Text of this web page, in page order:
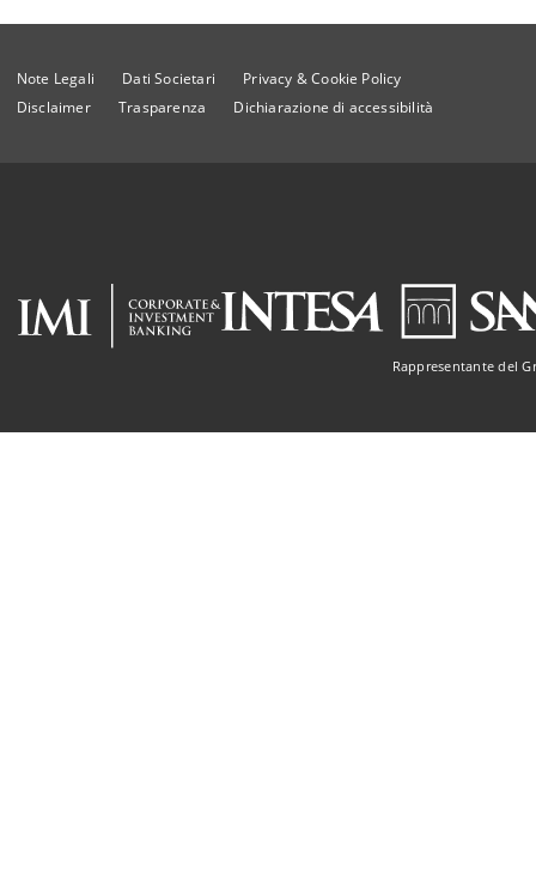
Note Legali Dati Societari
Privacy & Cookie Policy
Disclaimer
Trasparenza Dichiarazione di accessibilità
Rappresentante del